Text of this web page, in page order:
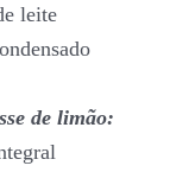
leite
de limão: